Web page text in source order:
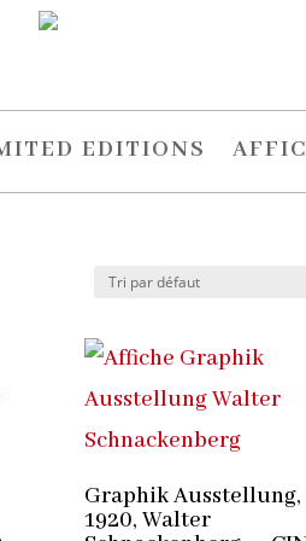
EDITIONS
Graphik Ausstellung,
1920, Walter